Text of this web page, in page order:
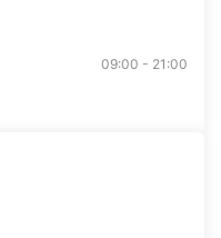
09:00 - 21:00